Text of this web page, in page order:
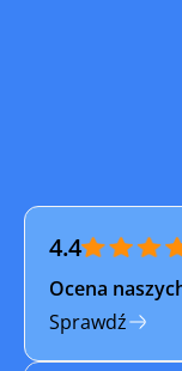
Zagórz
4.4
Ocena
Sprawdź